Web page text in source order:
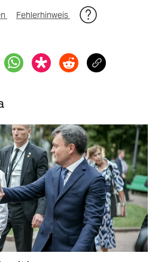
Fehlerhinweis